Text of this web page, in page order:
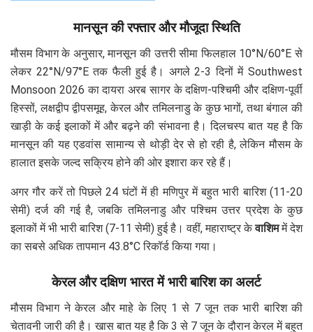
मानसून की रफ्तार और मौजूदा स्थिति
मौसम विभाग के अनुसार, मानसून की उत्तरी सीमा फिलहाल 10°N/60°E से
लेकर 22°N/97°E तक फैली हुई है। अगले 2-3 दिनों में Southwest
Monsoon 2026 का दायरा अरब सागर के दक्षिण-पश्चिमी और दक्षिण-पूर्वी
हिस्सों, लक्षद्वीप द्वीपसमूह, केरल और तमिलनाडु के कुछ भागों, तथा बंगाल की
खाड़ी के कई इलाकों में और बढ़ने की संभावना है। दिलचस्प बात यह है कि
मानसून की यह एडवांस सामान्य से थोड़ी देर से हो रही है, लेकिन मौसम के
हालात इसके जल्द सक्रिय होने की ओर इशारा कर रहे हैं।
अगर गौर करें तो पिछले 24 घंटों में ही मणिपुर में बहुत भारी बारिश (11-20
सेमी) दर्ज की गई है, जबकि तमिलनाडु और पश्चिम उत्तर प्रदेश के कुछ
इलाकों में भी भारी बारिश (7-11 सेमी) हुई है। वहीं, महाराष्ट्र केवाशिममें देश
का सबसे अधिक तापमान 43.8°C रिकॉर्ड किया गया।
केरल और दक्षिण भारत में भारी बारिश का अलर्ट
मौसम विभाग ने केरल और माहे के लिए 1 से 7 जून तक भारी बारिश की
चेतावनी जारी की है। खास बात यह है कि 3 से 7 जून के दौरान केरल में बहुत